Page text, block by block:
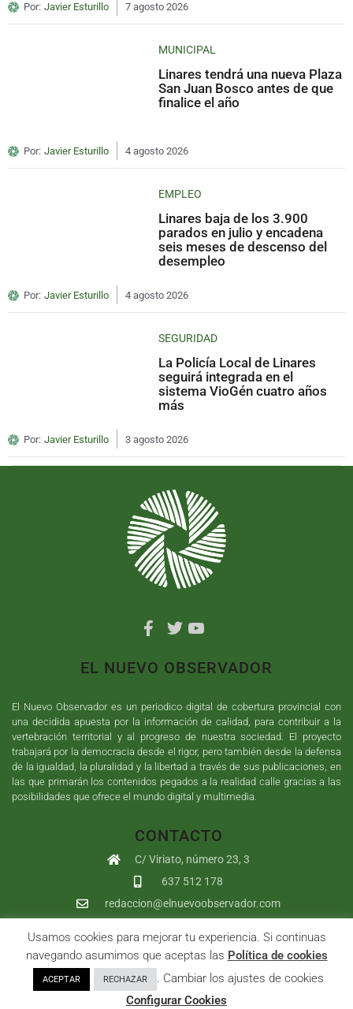
Por: Javier Esturillo 7 agosto 2026
MUNICIPAL
Linares tendrá una nueva Plaza
San Juan Bosco antes de que
finalice el año
Por: Javier Esturillo 4 agosto 2026
EMPLEO
Linares baja de los 3.900
parados en julio y encadena
seis meses de descenso del
desempleo
Por: Javier Esturillo 4 agosto 2026
SEGURIDAD
La Policía Local de Linares
seguirá integrada en el
sistema VioGén cuatro años
más
Por: Javier Esturillo 3 agosto 2026
EL NUEVO OBSERVADOR
El Nuevo Observador es un periodico digital de cobertura provincial con
una decidida apuesta por la información de calidad, para contribuir a la
vertebración territorial y al progreso de nuestra sociedad. El proyecto
trabajará por la democracia desde el rigor, pero también desde la defensa
de la igualdad, la pluralidad y la libertad a través de sus publicaciones, en
las que primarán los contenidos pegados a la realidad calle gracias a las
posibilidades que ofrece el mundo digital y multimedia.
CONTACTO
C/ Viriato, número 23, 3
637 512 178
redaccion@elnuevoobservador.com
Copyright ©2026 El Nuevo Observador | Sumurdigital Diseño web
yDesarrollo| All Rights Reserved |
Privacidad|Política de cookies|User
Usamos cookies para mejorar tu experiencia. Si continuas
navegando asumimos que aceptas las Política de cookies
ACEPTAR RECHAZAR
. Cambiar los ajustes de cookies
Configurar Cookies